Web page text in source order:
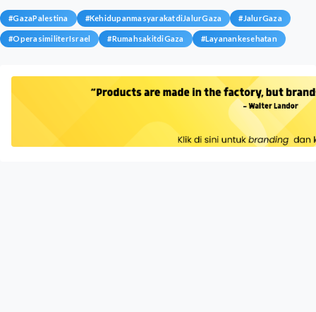
#GazaPalestina #KehidupanmasyarakatdiJalurGaza #JalurGaza
#OperasimiliterIsrael #RumahsakitdiGaza #Layanankesehatan